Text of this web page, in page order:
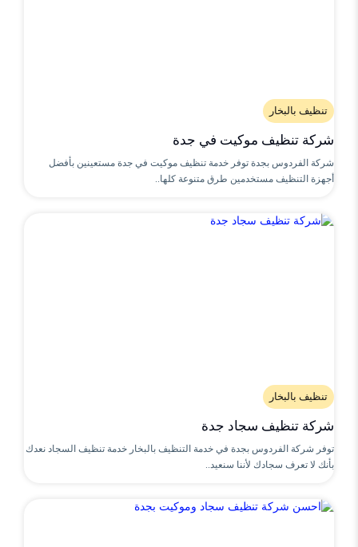
تنظيف بالبخار
شركة تنظيف موكيت في جدة
شركة الفردوس بجدة توفر خدمة تنظيف موكيت في جدة مستعينين بأفضل
أجهزة التنظيف مستخدمين طرق متنوعة كلها..
تنظيف بالبخار
شركة تنظيف سجاد جدة
توفر شركة الفردوس بجدة في خدمة التنظيف بالبخار خدمة تنظيف السجاد نعدك
بأنك لا تعرف سجادك لأننا سنعيد..